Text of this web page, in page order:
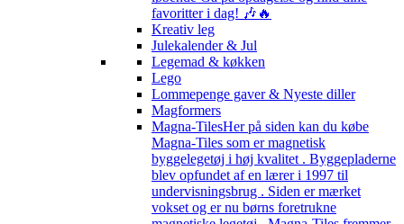
favoritter i dag! 🎶🔥
Kreativ leg
Julekalender & Jul
Legemad & køkken
Lego
Lommepenge gaver & Nyeste diller
Magformers
Magna-TilesHer på siden kan du købe
Magna-Tiles som er magnetisk
byggelegetøj i høj kvalitet . Byggepladerne
blev opfundet af en lærer i 1997 til
undervisningsbrug . Siden er mærket
vokset og er nu børns foretrukne